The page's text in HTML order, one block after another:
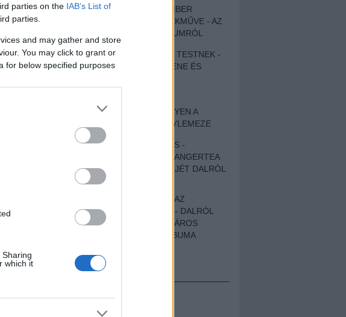
parties on the IAB’s List of
parties.
and may gather and store
You may click to grant or
for below specified purposes
which it
EGY DÜHÖS VÉNEMBER
UNIVERZÁLIS REMEKMŰVE - AZ
ÚJ BOB DYLAN-ALBUMRÓL
ZENE LÉLEKNEK ÉS TESTNEK -
AUTENTIKUS NÉPZENE ÉS
SZOMORKODÁS - ILYEN A
KATATONIA ÚJ NAGYLEMEZE
CROCODILE NERVES -
HALLGASD MEG AZ ANGERTEA
MA MEGJELENT EP-JÉT DALRÓL
DALRA!
A FELELŐSSÉGTŐL AZ
ELLOPOTT FÖLDIG - DALRÓL
DALRA A KÉPZELT VÁROS
SAMIZDAT CÍMŰ ALBUMA
HIRDETÉS